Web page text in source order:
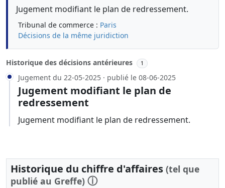
Jugement modifiant le plan de redressement.
Tribunal de commerce : Paris
Décisions de la même juridiction
Historique des décisions antérieures 1
Jugement du 22-05-2025 · publié le 08-06-2025
Jugement modifiant le plan de
redressement
Jugement modifiant le plan de redressement.
Historique du chiffre d'affaires (tel que
publié au Greffe) ⓘ